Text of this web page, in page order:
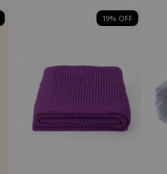
19% OFF